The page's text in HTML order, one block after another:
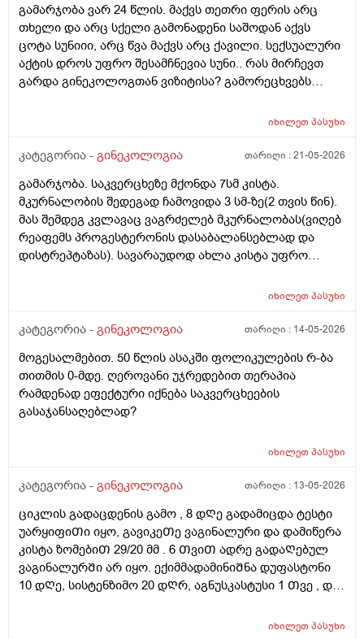
სიმსივნურ პროცესებს უწყობს ხელს (საშვილოსნო,
საკვერცხეები და უპირველესად, მკერდი). თუ
შეიძლება, მითხრათ_დიდი მადლობა
გულისხმიერებისთვის!
გამარჯობა ვარ 24 წლის. მაქვს თეთრი ფერის არც
თხელი და არც სქელი გამონადენი საშოდან აქვს
ცოტა სუნიიი, არც წვა მაქვს არც ქავილი. სექსუალური
აქტის დროს უფრო შესამჩნევია სუნი.. რას მირჩევთ
გარდა გინეკოლოგთან ვიზიტისა? გამორეცხვებს
მაინტერესებს პირიდან ამომდის რაღაცნაირი სუნი
იყოს?
იხილეთპასუხი
კატეგორია - გინეკოლოგია თარიღი :21-05-2026
გამარჯობა. საკვერცხეზე მქონდა 7სმ კისტა.
მკურნალობის შედეგად ჩამოვიდა 3 სმ-ზე(2 თვის წინ).
მას შემდეგ კვლავაც ვაგრძელებ მკურნალობას(ვიღებ
რეაფემს პროგესტერონის დასაბალანსებლად და
დისტრეპტაზას). სავარაუდოდ ახლა კისტა უფრო
ვიზიტი) მსურს აპარატული მასაჟის - ენდოსფერო
კეთდება და ვიბრაციის მეშვეობით აუმჯობესებს
მაინტერესებს, მუცლის არეზე დასაშვებია ეს
პროცედურა?
იხილეთპასუხი
კატეგორია - გინეკოლოგია თარიღი : 14-05-2026
მოგესალმებით. 50 წლის ასაკში ფოლიკულების რ-ბა
თითმის 0-მდე. ღეროვანი უჯრედებით თერაპია
რამდენად ეფექტური იქნება საკვერცხეების
გასაჯანსაღებლად?
იხილეთპასუხი
კატეგორია - გინეკოლოგია თარიღი : 13-05-2026
ციკლის გადაცდენის გამო , 8 დᲦე გადამიცდა ტესტი
უარყიფიᲗი იყო, გავიკეᲗე ვაგინალური და დამიწერა
კისტა ზომებიᲗ 29/20 მმ . 6 ᲗვიᲗ ადრე გადაᲦებულ
ვაგინალურᲨი არ იყო. ექიმმადამინიᲨნა დუფასტონი
10 დᲦე, სისტენზიმო 20 დᲦრ, აგნუსკასტუსი 1 Თვე , და
რამდენადსაყურადᲦებოა და Თუ დაეხმარება ეს
იხილეთპასუხი